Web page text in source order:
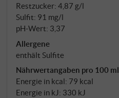
Restzucker: 4,87 g/l
Sulfit: 91 mg/l
pH-Wert: 3,37
Allergene
enthält Sulfite
Nährwertangaben pro 100 ml
Energie in kcal: 79 kcal
Energie in kJ: 330 kJ